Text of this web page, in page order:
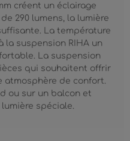
créent un éclairage
290 lumens, la lumière
La température
la suspension RIHA un
La suspension
qui souhaitent offrir
atmosphère de confort.
ou sur un balcon et
spéciale.